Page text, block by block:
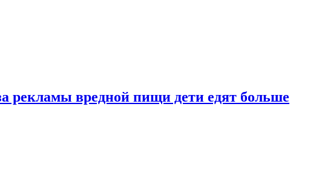
рекламы вредной пищи дети едят больше